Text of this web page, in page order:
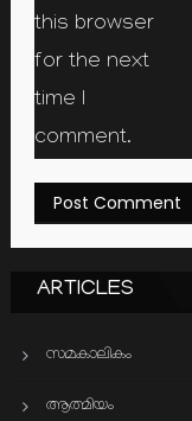
this browser
for the next
time I
comment.
ARTICLES
സമകാലികം
ആത്മിയം